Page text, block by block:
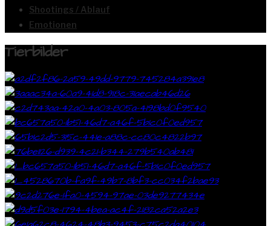
Shootings / Ablauf
Emotionen
Tierbilder